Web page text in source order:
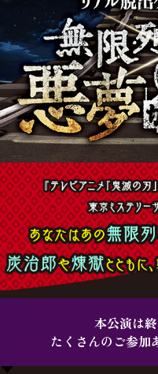
本公演は
たくさんのご参加